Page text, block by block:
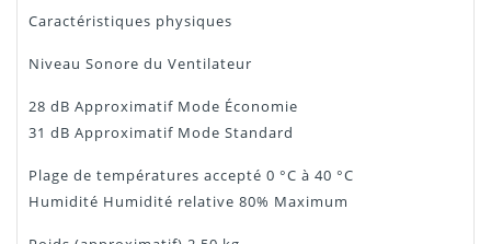
Caractéristiques physiques
Niveau Sonore du Ventilateur
28 dB Approximatif Mode Économie
31 dB Approximatif Mode Standard
Plage de températures accepté 0 °C à 40 °C
Humidité Humidité relative 80% Maximum